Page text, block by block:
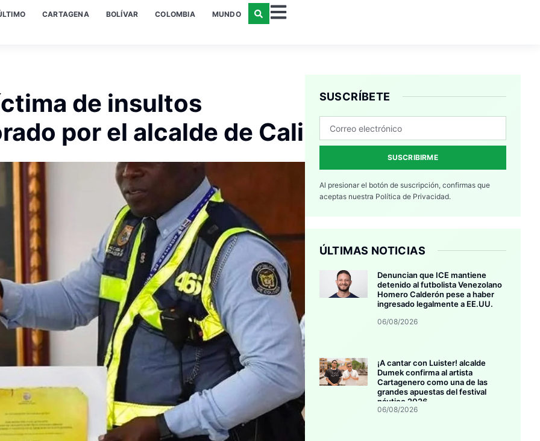
CARTAGENA BOLÍVAR COLOMBIA MUNDO
de insultos
por el alcalde de Cali
SUSCRÍBETE
SUSCRIBIRME
Al presionar el botón de suscripción, confirmas que
aceptas nuestra Política de Privacidad.
ÚLTIMAS NOTICIAS
Denuncian que ICE mantiene
detenido al futbolista Venezolano
Homero Calderón pese a haber
ingresado legalmente a EE.UU.
06/08/2026
¡A cantar con Luister! alcalde
Dumek confirma al artista
Cartagenero como una de las
grandes apuestas del festival
náutico 2026
06/08/2026